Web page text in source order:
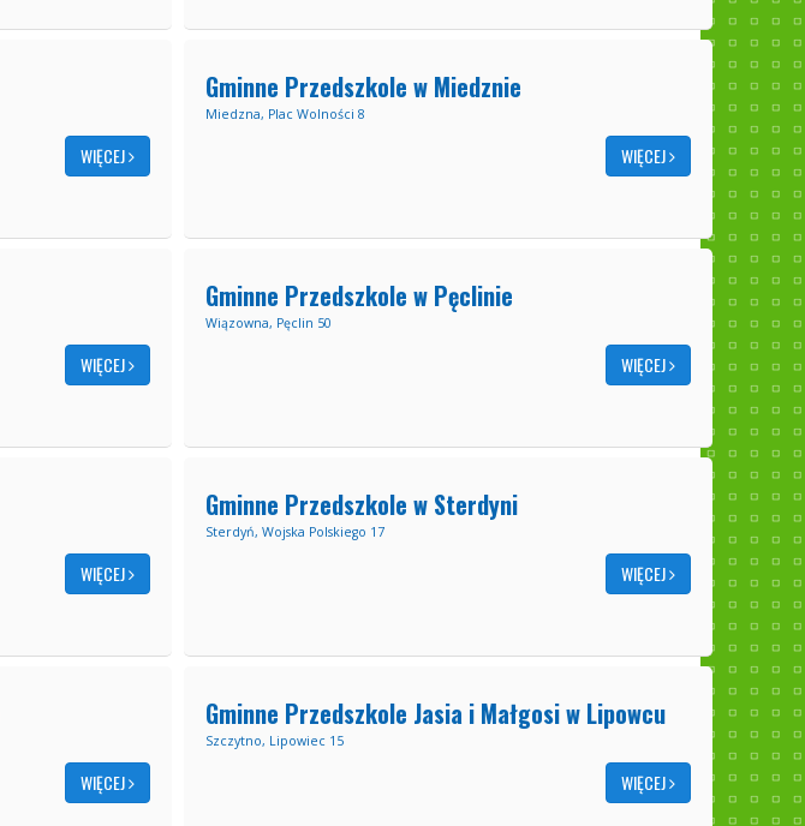
WIĘCEJ
Gminne Przedszkole w Miedznie
Miedzna, Plac Wolności 8
WIĘCEJ
WIĘCEJ
Gminne Przedszkole w Pęclinie
Wiązowna, Pęclin 50
WIĘCEJ
WIĘCEJ
Gminne Przedszkole w Sterdyni
Sterdyń, Wojska Polskiego 17
WIĘCEJ
WIĘCEJ
Gminne Przedszkole Jasia i Małgosi w Lipowcu
Szczytno, Lipowiec 15
WIĘCEJ